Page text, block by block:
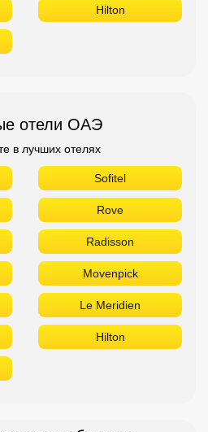
Hilton
отели ОАЭ
в лучших отелях
Sofitel
Rove
Radisson
Movenpick
Le Meridien
Hilton